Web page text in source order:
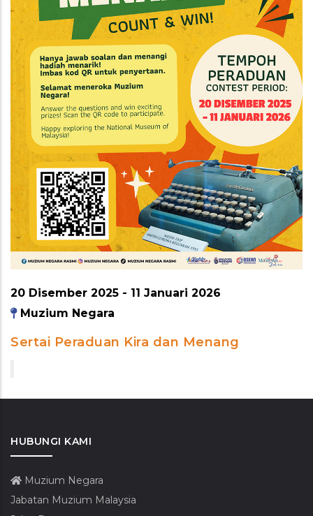
20 Disember 2025 - 11 Januari 2026
Muzium Negara
Sertai Peraduan Kira dan Menang
HUBUNGI KAMI
Muzium Negara
Jabatan Muzium Malaysia